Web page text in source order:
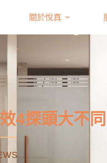
關於悅真
4探頭大不